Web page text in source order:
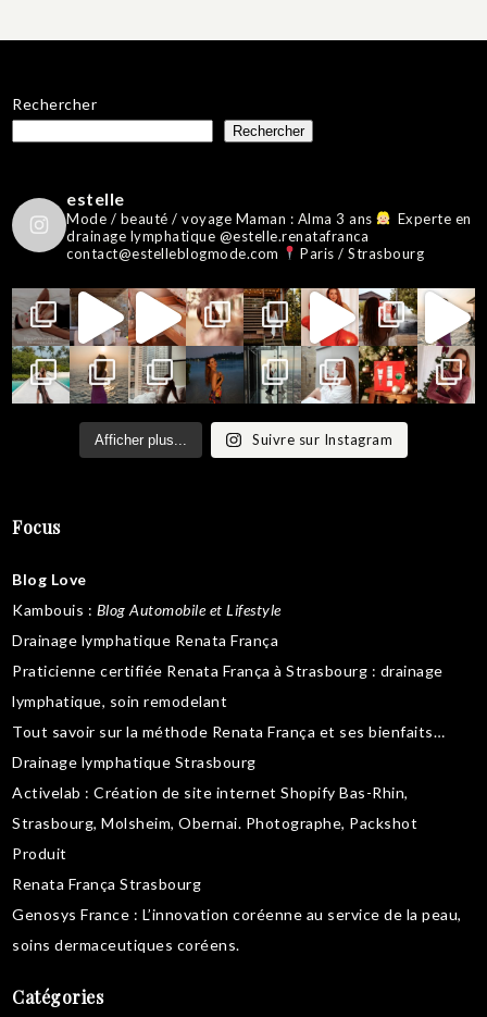
publications
Rechercher
Rechercher
estelle
Mode / beauté / voyage Maman : Alma 3 ans
Experte en
drainage lymphatique @estelle.renatafranca
contact@estelleblogmode.com
Paris / Strasbourg
Afficher plus... Suivre sur Instagram
Focus
Blog Love
Kambouis : Blog Automobile et Lifestyle
Drainage lymphatique Renata França
Praticienne certifiée Renata França à Strasbourg : drainage
lymphatique, soin remodelant
Tout savoir sur la méthode Renata França et ses bienfaits…
Drainage lymphatique Strasbourg
Activelab : Création de site internet Shopify Bas-Rhin,
Strasbourg, Molsheim, Obernai. Photographe, Packshot
Produit
Renata França Strasbourg
Genosys France : L’innovation coréenne au service de la peau,
soins dermaceutiques coréens.
Catégories